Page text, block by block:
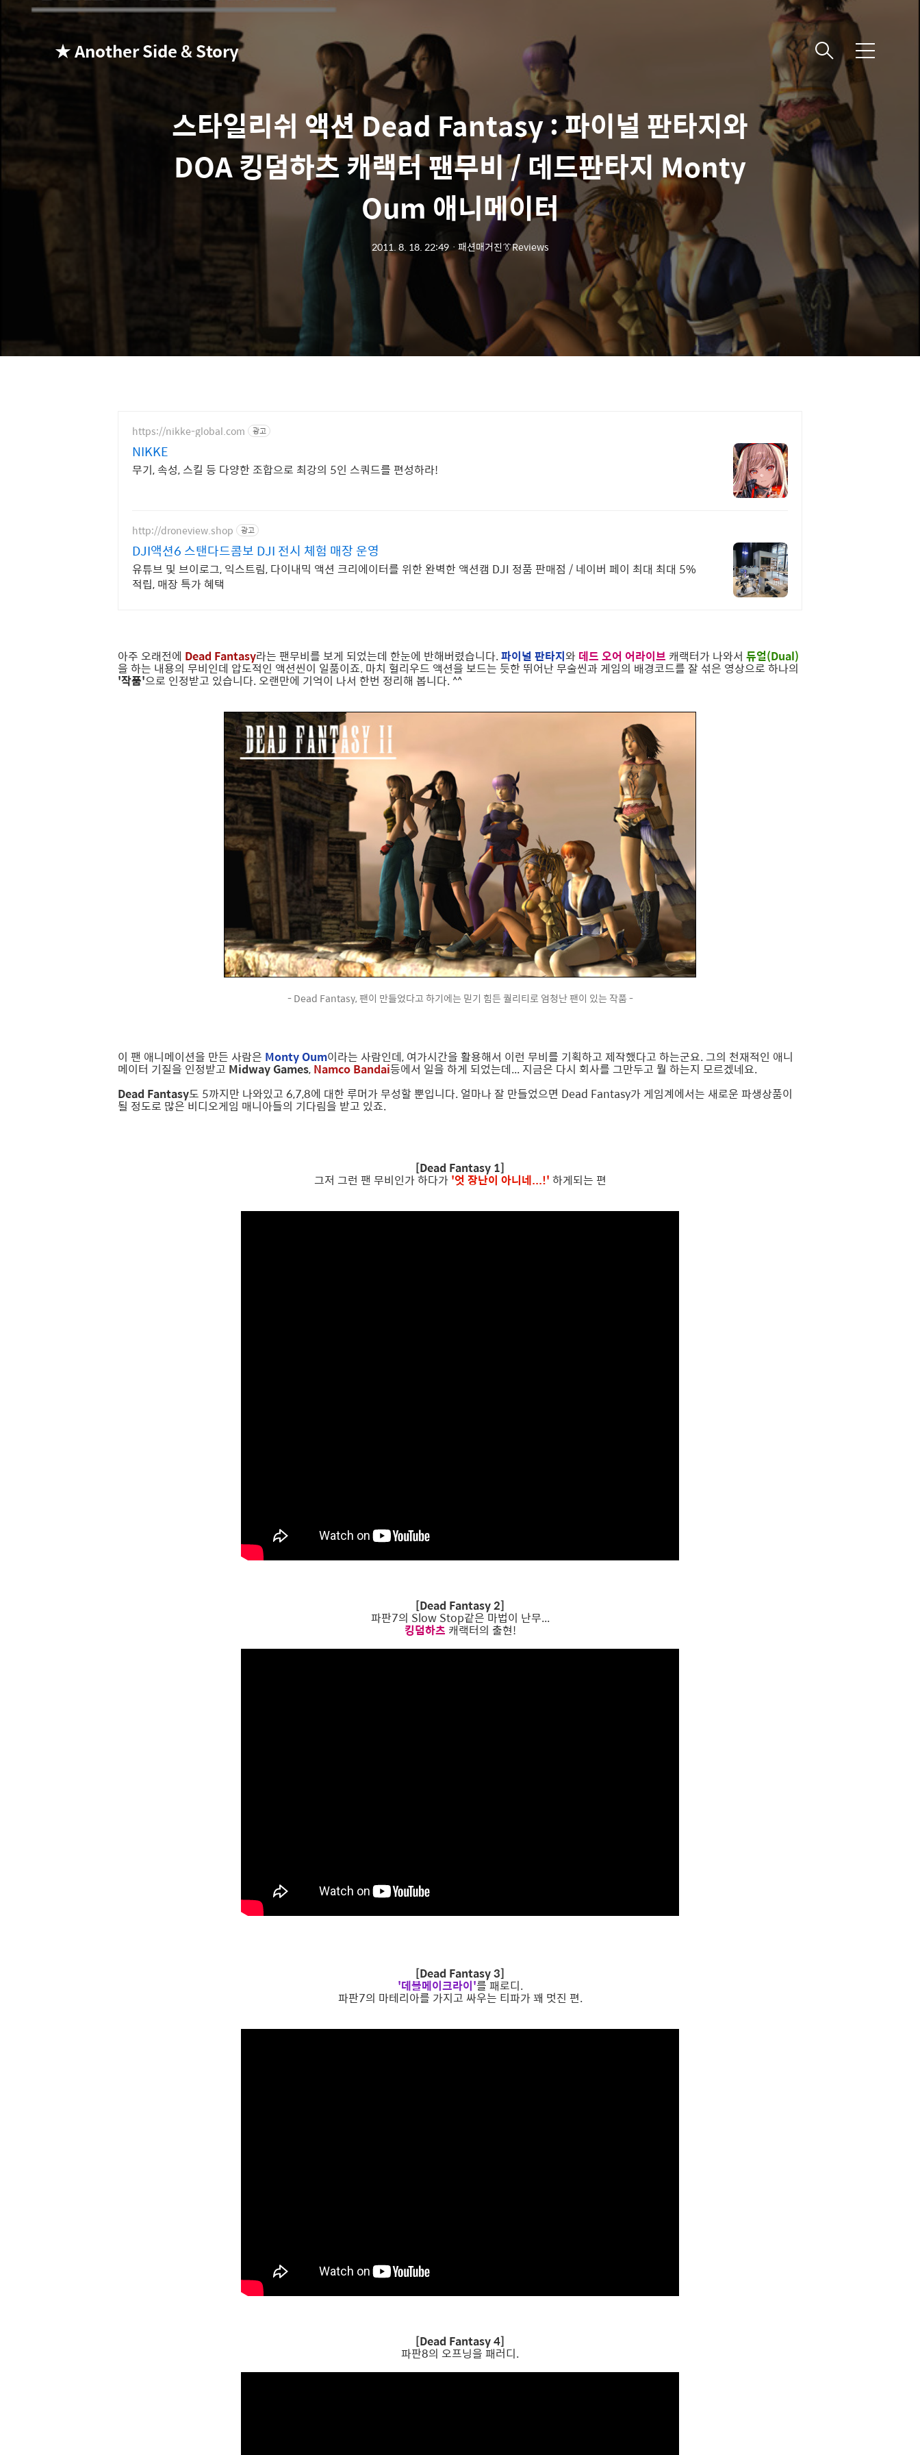
★ Another Side & Story 메
뉴
스타일리쉬 액션 Dead Fantasy : 파이널 판타지와
DOA 킹덤하츠 캐랙터 팬무비 / 데드판타지 Monty
Oum 애니메이터
2011. 8. 18. 22:49ㆍ 패션매거진👔Reviews
https://nikke-global.com 광고
NIKKE
무기, 속성, 스킬 등 다양한 조합으로 최강의 5인 스쿼드를 편성하라!
http://droneview.shop 광고
DJI액션6 스탠다드콤보 DJI 전시 체험 매장 운영
유튜브 및 브이로그, 익스트림, 다이내믹 액션 크리에이터를 위한 완벽한 액션캠 DJI 정품 판매점 / 네이버 페이 최대 최대 5%
적립, 매장 특가 혜택
아주 오래전에 Dead Fantasy라는 팬무비를 보게 되었는데 한눈에 반해버렸습니다.파이널 판타지와 데드 오어 어라이브 캐랙터가 나와서 듀얼(Dual)
을 하는 내용의 무비인데 압도적인 액션씬이 일품이죠. 마치 헐리우드 액션을 보드는 듯한 뛰어난 무술씬과 게임의 배경코드를 잘 섞은 영상으로 하나의
'작품'으로 인정받고 있습니다. 오랜만에 기억이 나서 한번 정리해 봅니다. ^^
- Dead Fantasy, 팬이 만들었다고 하기에는 믿기 힘든 퀄리티로 엄청난 팬이 있는 작품 -
이 팬 애니메이션을 만든 사람은 Monty Oum이라는 사람인데, 여가시간을 활용해서 이런 무비를 기획하고 제작했다고 하는군요. 그의 천재적인 애니
메이터 기질을 인정받고 Midway Games, Namco Bandai등에서 일을 하게 되었는데... 지금은 다시 회사를 그만두고 뭘 하는지 모르겠네요.
Dead Fantasy도 5까지만 나와있고 6,7,8에 대한 루머가 무성할 뿐입니다. 얼마나 잘 만들었으면 Dead Fantasy가 게임계에서는 새로운 파생상품이
될 정도로 많은 비디오게임 매니아들의 기다림을 받고 있죠.
[Dead Fantasy 1]
그저 그런 팬 무비인가 하다가 '엇 장난이 아니네...!' 하게되는 편
[Dead Fantasy 2]
파판7의 Slow Stop같은 마법이 난무...
킹덤하츠 캐랙터의 출현!
[Dead Fantasy 3]
'데블메이크라이'를 패로디.
파판7의 마테리아를 가지고 싸우는 티파가 꽤 멋진 편.
[Dead Fantasy 4]
파판8의 오프닝을 패러디.